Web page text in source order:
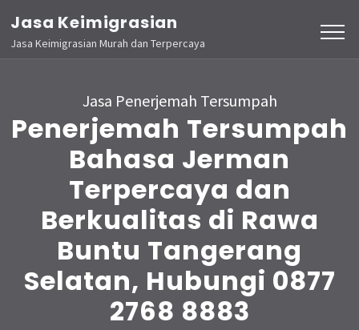
Lompat
ke
konten
Jasa Keimigrasian
Jasa Keimigrasian Murah dan Terpercaya
Jasa Penerjemah Tersumpah
Penerjemah Tersumpah
Bahasa Jerman
Terpercaya dan
Berkualitas di Rawa
Buntu Tangerang
Selatan, Hubungi 0877
2768 8883